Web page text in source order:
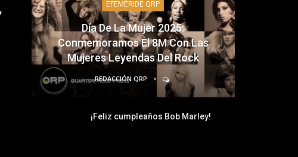
EFEMÉRIDE QRP
Día De La Mujer 2025:
Conmemoramos El 8M Con Las
Mujeres Leyendas Del Rock
REDACCIÓN QRP
¡Feliz cumpleaños Bob Marley!